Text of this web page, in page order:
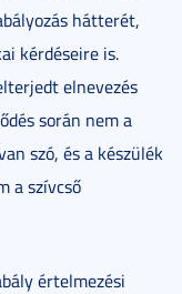
hátterét,
kérdéseire is.
elnevezés
során nem a
szó, és a készülék
a szívcső
értelmezési